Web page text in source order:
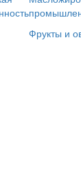
Фрукты и